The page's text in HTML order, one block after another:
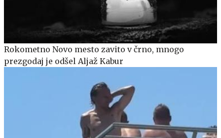
Rokometno Novo mesto zavito v črno, mnogo
prezgodaj je odšel Aljaž Kabur